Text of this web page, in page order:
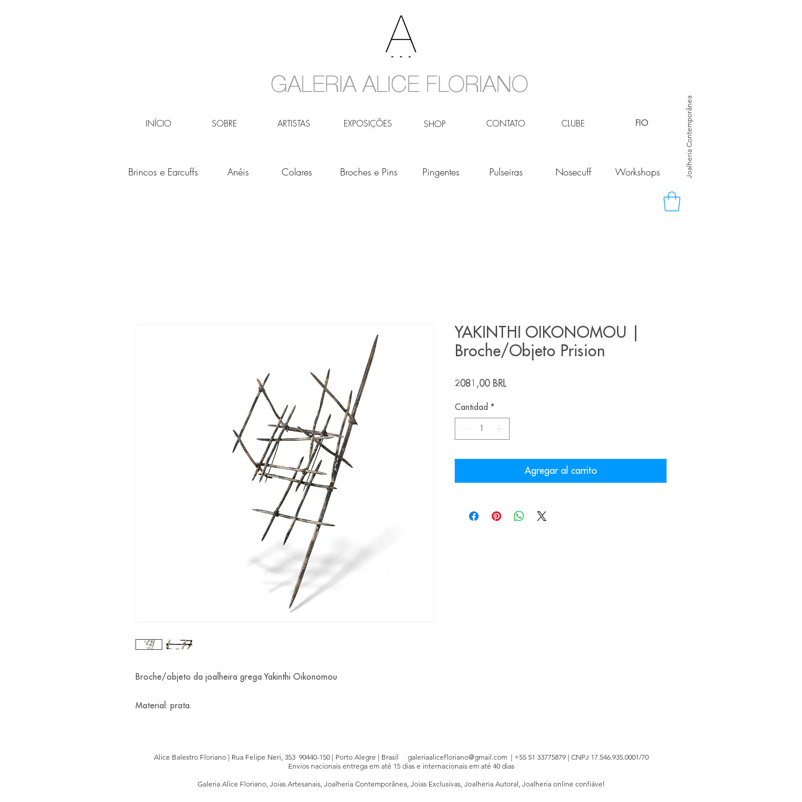
INÍCIO SOBRE ARTISTAS EXPOSIÇÕES SHOP CONTATO CLUBE Joalheria Contemporânea
FIO
Brincos e Earcuffs Anéis Colares Broches e Pins Pingentes Pulseiras Nosecuff Workshops
Broche/objeto da joalheira grega Yakinthi Oikonomou
Material: prata.
YAKINTHI OIKONOMOU |
Broche/Objeto Prision
2081,00 BRLPrecio
Cantidad *
Agregar al carrito
Alice Balestro Floriano | Rua Felipe Neri, 353 90440-150 | Porto Alegre | Brasil galeriaalicefloriano@gmail.com| +55 51 33775879 | CNPJ 17.546.935.0001/70
Envios nacionais entrega em até 15 dias e internacionais em até 40 dias
Galeria Alice Floriano, Joias Artesanais, Joalheria Contemporânea, Joias Exclusivas, Joalheria Autoral, Joalheria online confiável